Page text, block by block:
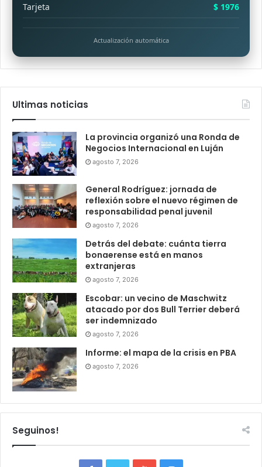
Tarjeta
$ 1976
Actualización automática
Ultimas noticias
La provincia organizó una Ronda de
Negocios Internacional en Luján
agosto 7, 2026
General Rodríguez: jornada de
reflexión sobre el nuevo régimen de
responsabilidad penal juvenil
agosto 7, 2026
Detrás del debate: cuánta tierra
bonaerense está en manos
extranjeras
agosto 7, 2026
Escobar: un vecino de Maschwitz
atacado por dos Bull Terrier deberá
ser indemnizado
agosto 7, 2026
Informe: el mapa de la crisis en PBA
agosto 7, 2026
Seguinos!